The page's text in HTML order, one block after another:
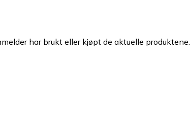
har brukt eller kjøpt de aktuelle produktene.